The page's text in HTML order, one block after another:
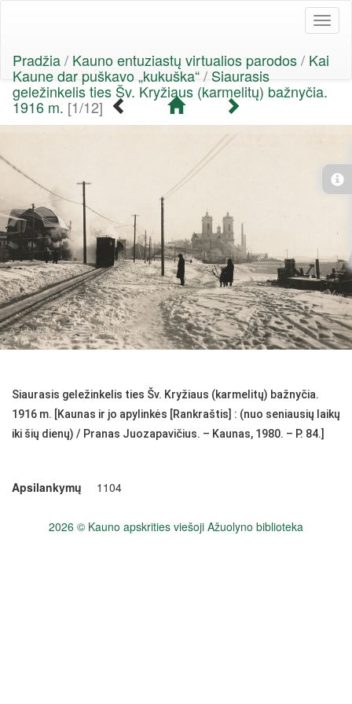
Pradžia/ Kauno entuziastų virtualios parodos/ Kai
Kaune dar puškavo „kukuška“/ Siaurasis
geležinkelis ties Šv. Kryžiaus (karmelitų) bažnyčia.
1916 m. [1/12]
Siaurasis geležinkelis ties Šv. Kryžiaus (karmelitų) bažnyčia.
1916 m. [Kaunas ir jo apylinkės [Rankraštis] : (nuo seniausių laikų
iki šių dienų) / Pranas Juozapavičius. – Kaunas, 1980. – P. 84.]
Apsilankymų 1104
2026 © Kauno apskrities viešoji Ažuolyno biblioteka